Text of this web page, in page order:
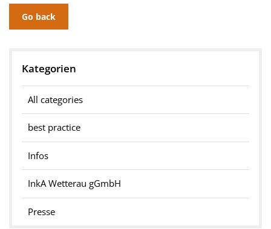
Go back
Kategorien
All categories
best practice
Infos
InkA Wetterau gGmbH
Presse